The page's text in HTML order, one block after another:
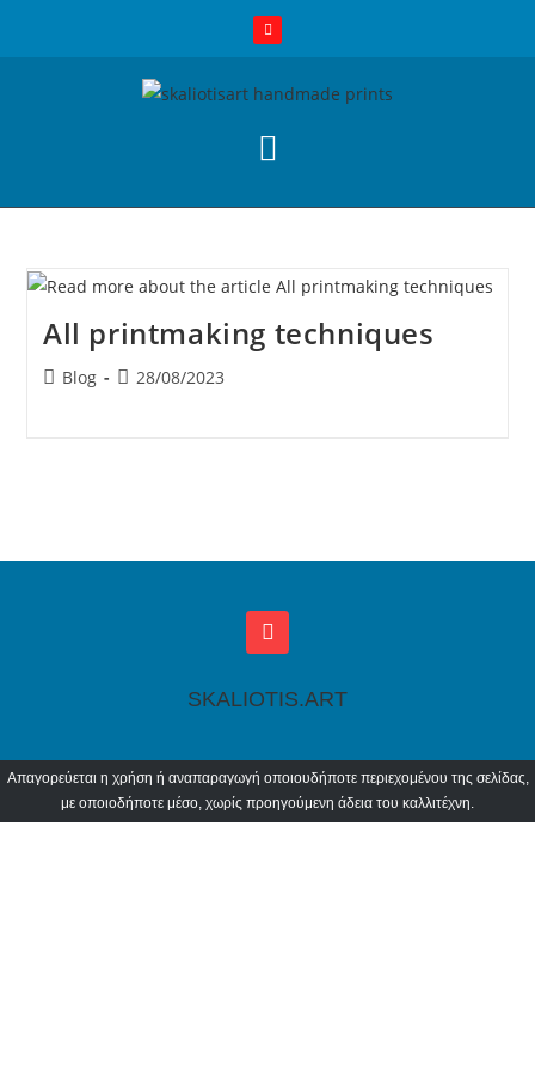
All printmaking techniques
Blog 28/08/2023
SKALIOTIS.ART
Απαγορεύεται η χρήση ή αναπαραγωγή οποιουδήποτε περιεχομένου της σελίδας,
με οποιοδήποτε μέσο, χωρίς προηγούμενη άδεια του καλλιτέχνη.